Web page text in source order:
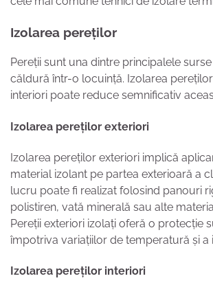
Izolarea pereților
Pereții sunt una dintre principalele
căldură într-o locuință. Izolarea
interiori poate reduce semnificativ
Izolarea pereților exteriori
Izolarea pereților exteriori implică
material izolant pe partea exterioară a
lucru poate fi realizat folosind panouri
polistiren, vată minerală sau alte
Pereții exteriori izolați oferă o protecție
împotriva variațiilor de temperatură și a
Izolarea pereților interiori